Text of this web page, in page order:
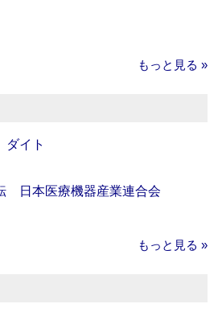
もっと見る »
イト
日本医療機器産業連合会
もっと見る »